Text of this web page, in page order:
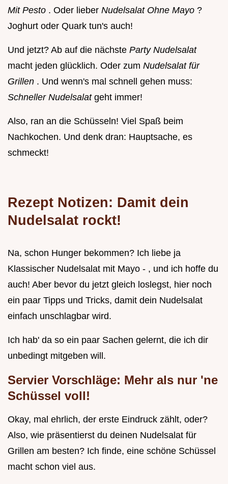
Mit Pesto . Oder lieber Nudelsalat Ohne Mayo ?
Joghurt oder Quark tun's auch!
Und jetzt? Ab auf die nächste Party Nudelsalat
macht jeden glücklich. Oder zum Nudelsalat für
Grillen . Und wenn's mal schnell gehen muss:
Schneller Nudelsalat geht immer!
Also, ran an die Schüsseln! Viel Spaß beim
Nachkochen. Und denk dran: Hauptsache, es
schmeckt!
Rezept Notizen: Damit dein
Nudelsalat rockt!
Na, schon Hunger bekommen? Ich liebe ja
Klassischer Nudelsalat mit Mayo - , und ich hoffe du
auch! Aber bevor du jetzt gleich loslegst, hier noch
ein paar Tipps und Tricks, damit dein Nudelsalat
einfach unschlagbar wird.
Ich hab' da so ein paar Sachen gelernt, die ich dir
unbedingt mitgeben will.
Servier Vorschläge: Mehr als nur 'ne
Schüssel voll!
Okay, mal ehrlich, der erste Eindruck zählt, oder?
Also, wie präsentierst du deinen Nudelsalat für
Grillen am besten? Ich finde, eine schöne Schüssel
macht schon viel aus.